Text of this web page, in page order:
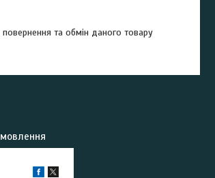
та обмін даного товару